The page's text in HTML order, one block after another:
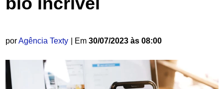
porAgência Texty | Em 30/07/2023 às 08:00